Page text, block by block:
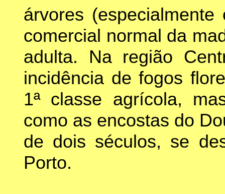
árvores
comercial normal da
adulta. Na região
incidência de fogos
1ª classe agrícola,
como as encostas do
de dois séculos, se
Porto.